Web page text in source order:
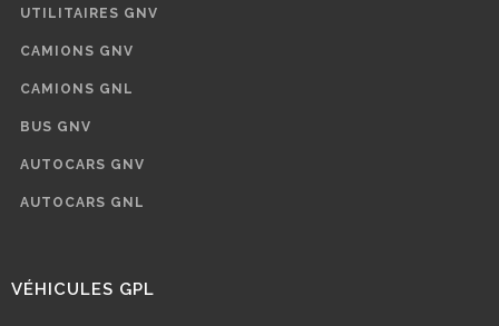
UTILITAIRES GNV
CAMIONS GNV
CAMIONS GNL
BUS GNV
AUTOCARS GNV
AUTOCARS GNL
VÉHICULES GPL